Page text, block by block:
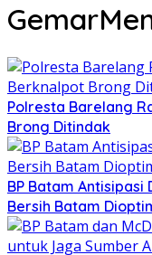
Polresta Barelang
Brong Ditindak
BP Batam Antisipasi
Bersih Batam